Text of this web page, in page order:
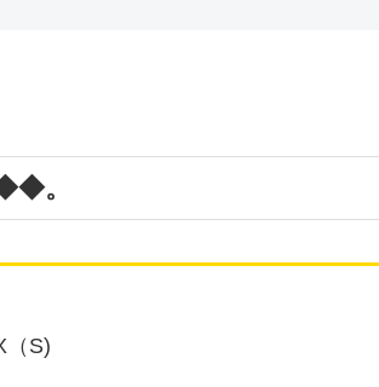
。
（S)